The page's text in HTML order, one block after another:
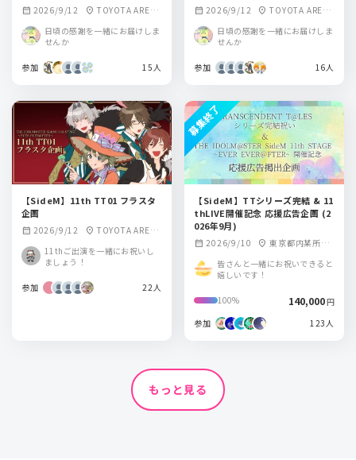
calendar_month 2026/9/12 location_on TOYOTA ARENA
日頃の感謝を一緒にお届けしま
せんか
参加 15人
calendar_month 2026/9/12 location_on TOYOTA ARENA
日頃の感謝を一緒にお届けしま
せんか
参加 16人
【SideM】11th TT01 フラスタ
企画
calendar_month 2026/9/12 location_on TOYOTA ARENA
11thご出演を一緒にお祝いし
ましょう！
参加 22人
【SideM】TTシリーズ完結 & 11
thLIVE開催記念 応援広告企画 (2
026年9月)
calendar_month 2026/9/10 location_on 東京都内某所
皆さんと一緒にお祝いできると
嬉しいです！
100% 140,000円
参加
123人
募集終了
もっと見る